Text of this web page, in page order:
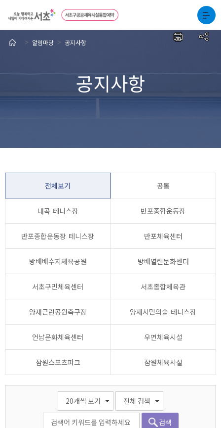
공지사항
> 알림마당 > 공지사항
전체보기 공통
내곡 테니스장 반포종합운동장
반포종합운동장 테니스장 반포체육센터
방배배수지체육공원 방배열린문화센터
서초구민체육센터 서초종합체육관
양재근린공원축구장 양재시민의숲 테니스장
언남문화체육센터 우면체육시설
잠원스포츠파크 잠원체육시설
검색